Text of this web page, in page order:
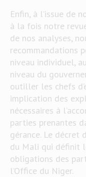
Enfin, à l’issue de
à la fois notre
de nos analyses,
recommandations
niveau individuel,
niveau du
outiller les chefs
implication des
nécessaires à
parties prenantes
gérance. Le décret
du Mali qui définit
obligations des
l’Office du Niger.